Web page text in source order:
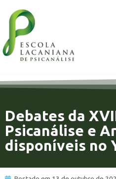
Debates da
Psicanálise e
disponíveis no